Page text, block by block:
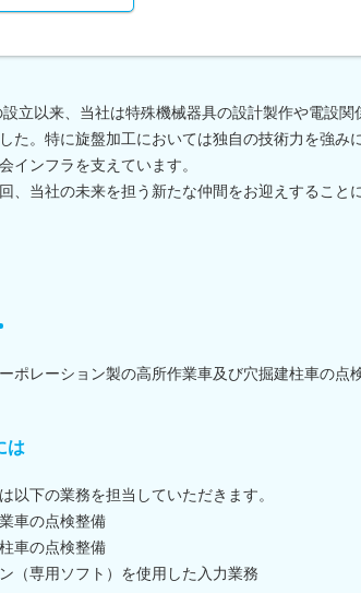
立以来、当社は特殊機械器具の設計製作や電設
た。特に旋盤加工においては独自の技術力を強み
インフラを支えています。
、当社の未来を担う新たな仲間をお迎えすること
ポレーション製の高所作業車及び穴掘建柱車の点
は
以下の業務を担当していただきます。
車の点検整備
車の点検整備
ン（専用ソフト）を使用した入力業務